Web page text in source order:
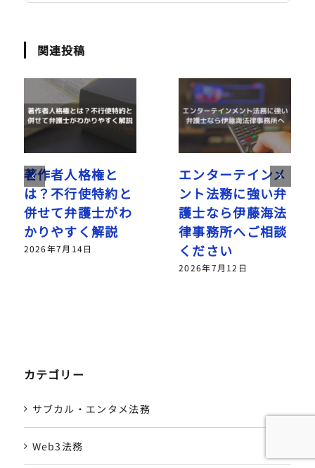
関連投稿
著作者人格権と
は？不行使特約と
併せて弁護士がわ
かりやすく解説
2026年7月14日
エンターテインメ
ント法務に強い弁
護士なら伊藤海法
律事務所へご相談
ください
2026年7月12日
カテゴリー
サブカル・エンタメ法務
Web3法務